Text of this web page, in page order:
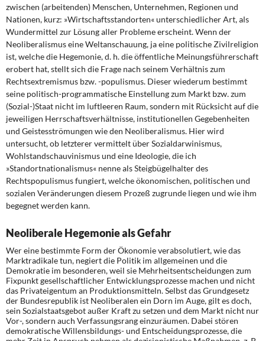
Weitere Themen
Memo-Gruppe
Institut Solidarische Moderne
Rosa-Luxemburg-Stiftung
Über mich
Kontakt
zwischen (arbeitenden) Menschen, Unternehmen, Regionen und
Nationen, kurz: »Wirtschaftsstandorten« unterschiedlicher Art, als
Wundermittel zur Lösung aller Probleme erscheint. Wenn der
Neoliberalismus eine Weltanschauung, ja eine politische Zivilreligion
ist, welche die Hegemonie, d. h. die öffentliche Meinungsführerschaft
erobert hat, stellt sich die Frage nach seinem Verhältnis zum
Rechtsextremismus bzw. -populismus. Dieser wiederum bestimmt
seine politisch-programmatische Einstellung zum Markt bzw. zum
(So­zial-)Staat nicht im luftleeren Raum, sondern mit Rücksicht auf die
jeweiligen Herrschaftsverhältnisse, institutionellen Gegebenheiten
und Geistesströmungen wie den Neoliberalismus. Hier wird
untersucht, ob letzterer vermittelt über Sozialdarwinismus,
Wohlstandschauvinismus und eine Ideologie, die ich
»Standortnationalismus« nenne als Steigbügelhalter des
Rechtspopulismus fungiert, welche ökonomischen, politischen und
sozialen Veränderungen diesem Prozeß zugrunde liegen und wie ihm
begegnet werden kann.
Neoliberale Hegemonie als Gefahr
Wer eine bestimmte Form der Ökonomie verabsolutiert, wie das
Marktradikale tun, negiert die Politik im allgemeinen und die
Demokratie im besonderen, weil sie Mehrheitsentscheidungen zum
Fixpunkt gesellschaftlicher Entwicklungsprozesse machen und nicht
das Privateigentum an Produktionsmitteln. Selbst das Grundgesetz
der Bundesrepublik ist Neoliberalen ein Dorn im Auge, gilt es doch,
sein Sozialstaatsgebot außer Kraft zu setzen und dem Markt nicht nur
Vor-, sondern auch Verfassungsrang einzuräumen. Dabei stören
demokratische Willensbildungs- und Entscheidungsprozesse, die